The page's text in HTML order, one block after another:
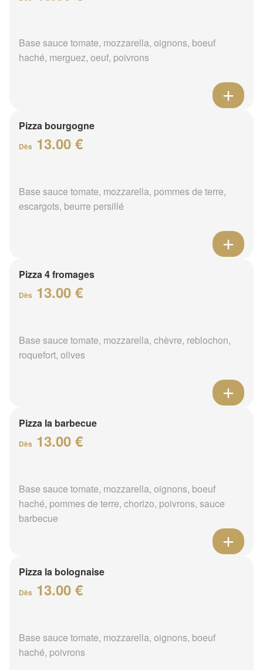
Base sauce tomate, mozzarella, oignons, boeuf
haché, merguez, oeuf, poivrons
Pizza bourgogne
Dès 13.00 €
Base sauce tomate, mozzarella, pommes de terre,
escargots, beurre persillé
Pizza 4 fromages
Dès 13.00 €
Base sauce tomate, mozzarella, chèvre, reblochon,
roquefort, olives
Pizza la barbecue
Dès 13.00 €
Base sauce tomate, mozzarella, oignons, boeuf
haché, pommes de terre, chorizo, poivrons, sauce
barbecue
Pizza la bolognaise
Dès 13.00 €
Base sauce tomate, mozzarella, oignons, boeuf
haché, poivrons